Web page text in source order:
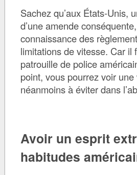
Sachez qu’aux États-Unis,
d’une amende
connaissance des
limitations de vitesse. Car il
patrouille de police
point, vous pourrez voir
néanmoins à éviter dans
Avoir un esprit
habitudes